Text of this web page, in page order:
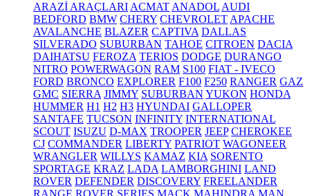
ARAZİ ARAÇLARI ACMAT ANADOL AUDI
BEDFORD BMW CHERY CHEVROLET APACHE
AVALANCHE BLAZER CAPTIVA DALLAS
SILVERADO SUBURBAN TAHOE CITROEN DACIA
DAIHATSU FEROZA TERIOS DODGE DURANGO
NITRO POWERWAGON RAM S100 FIAT - IVECO
FORD BRONCO EXPLORER F100 F250 RANGER GAZ
GMC SIERRA JIMMY SUBURBAN YUKON HONDA
HUMMER H1 H2 H3 HYUNDAI GALLOPER
SANTAFE TUCSON INFINITY INTERNATIONAL
SCOUT ISUZU D-MAX TROOPER JEEP CHEROKEE
CJ COMMANDER LIBERTY PATRIOT WAGONEER
WRANGLER WILLYS KAMAZ KIA SORENTO
SPORTAGE KRAZ LADA LAMBORGHINI LAND
ROVER DEFENDER DISCOVERY FREELANDER
RANGE ROVER SERIES MACK MAHINDRA MAN